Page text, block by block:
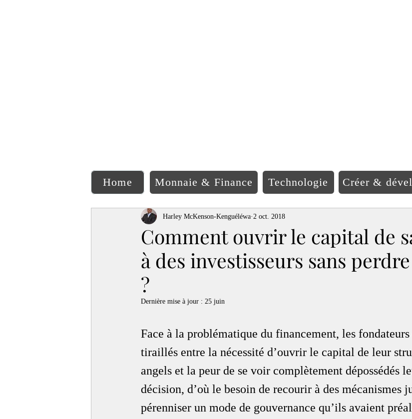
Home Monnaie & Finance Technologie Créer &
Comment ouvrir le capital de
à des investisseurs sans
?
Harley McKenson-Kenguéléwa 2 oct. 2018
Dernière mise à jour : 25 juin
Face à la problématique du financement, les
tiraillés entre la nécessité d’ouvrir le capital de leur
angels et la peur de se voir complètement dépossédés
décision, d’où le besoin de recourir à des mécanismes
pérenniser un mode de gouvernance qu’ils avaient